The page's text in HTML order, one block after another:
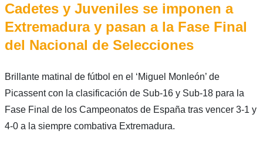
Cadetes y Juveniles se imponen a
Extremadura y pasan a la Fase Final
del Nacional de Selecciones
Brillante matinal de fútbol en el ‘Miguel Monleón’ de
Picassent con la clasificación de Sub-16 y Sub-18 para la
Fase Final de los Campeonatos de España tras vencer 3-1 y
4-0 a la siempre combativa Extremadura.